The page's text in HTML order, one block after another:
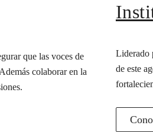
que las voces de
colaborar en la
Liderado
de este